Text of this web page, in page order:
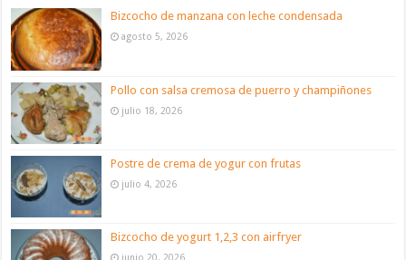
Bizcocho de manzana con leche condensada
agosto 5, 2026
Pollo con salsa cremosa de puerro y champiñones
julio 18, 2026
Postre de crema de yogur con frutas
julio 4, 2026
Bizcocho de yogurt 1,2,3 con airfryer
junio 20, 2026